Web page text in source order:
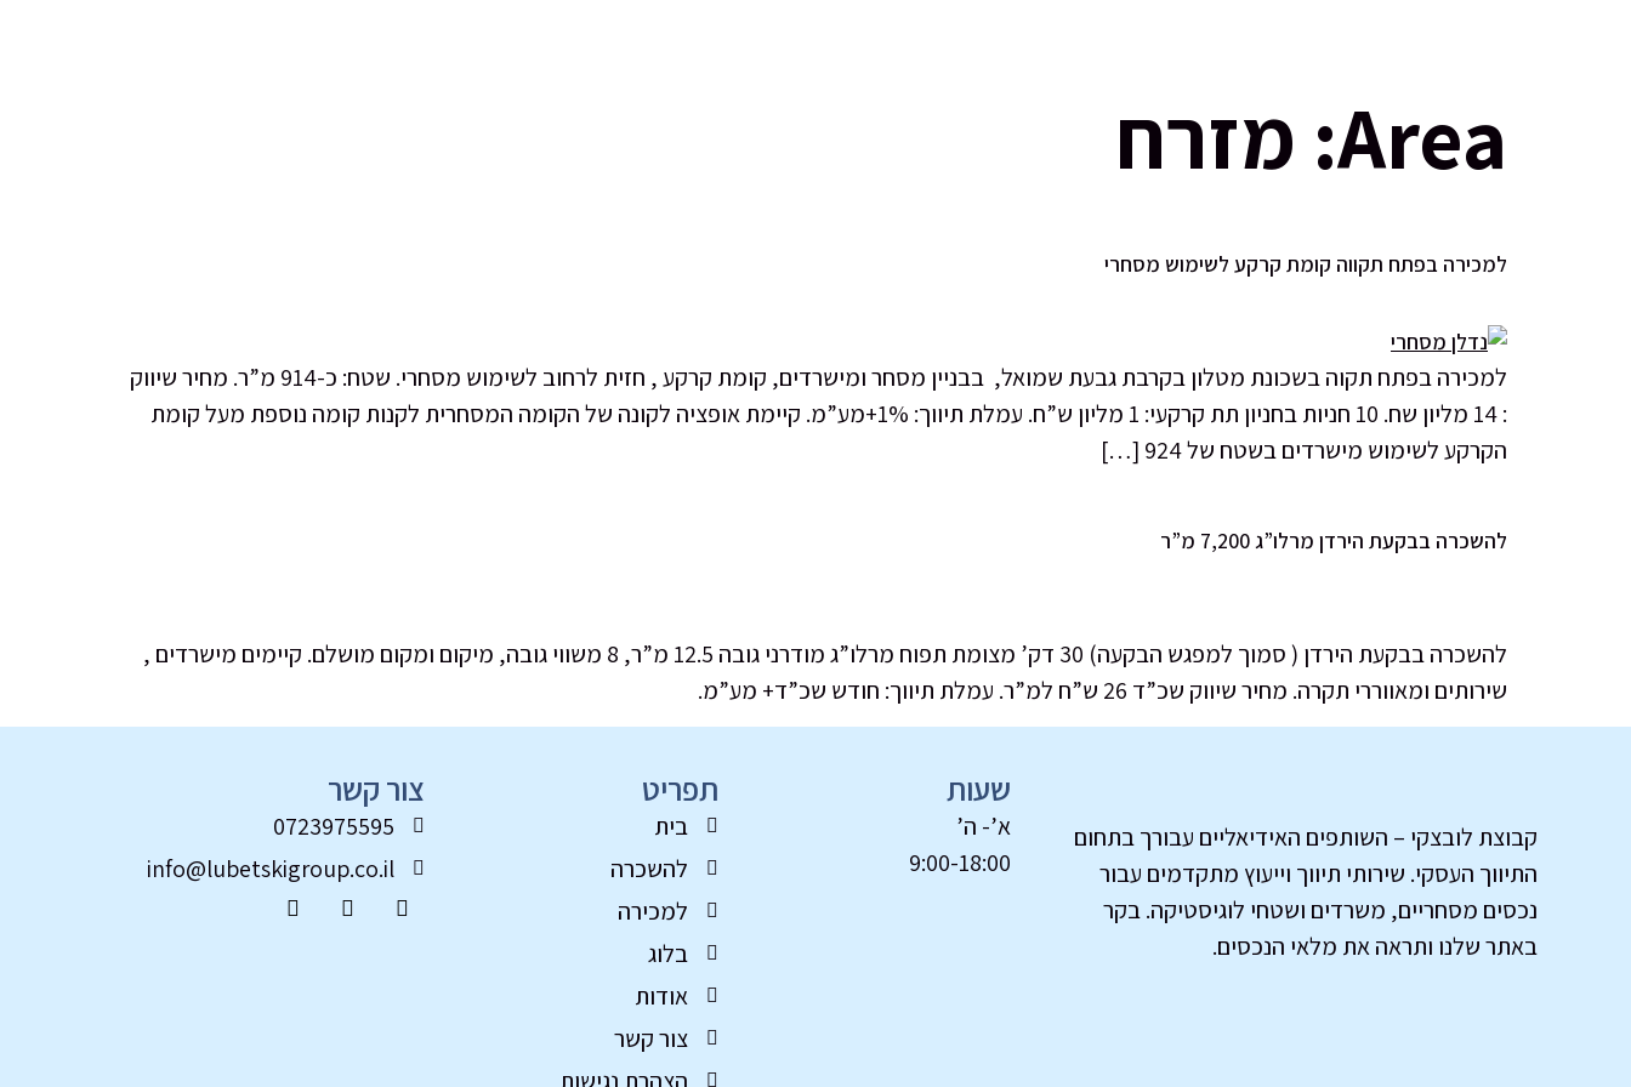
Area: מזרח
למכירה בפתח תקווה קומת קרקע לשימוש מסחרי
למכירה בפתח תקוה בשכונת מטלון בקרבת גבעת שמואל, בבניין מסחר ומישרדים, קומת קרקע , חזית לרחוב לשימוש מסחרי. שטח: כ-914 מ”ר. מחיר שיווק
: 14 מליון שח. 10 חניות בחניון תת קרקעי: 1 מליון ש”ח. עמלת תיווך: 1%+מע”מ. קיימת אופציה לקונה של הקומה המסחרית לקנות קומה נוספת מעל קומת
הקרקע לשימוש מישרדים בשטח של 924 […]
להשכרה בבקעת הירדן מרלו”ג 7,200 מ”ר
להשכרה בבקעת הירדן ( סמוך למפגש הבקעה) 30 דק’ מצומת תפוח מרלו”ג מודרני גובה 12.5 מ”ר, 8 משווי גובה, מיקום ומקום מושלם. קיימים מישרדים ,
שירותים ומאווררי תקרה. מחיר שיווק שכ”ד 26 ש”ח למ”ר. עמלת תיווך: חודש שכ”ד+ מע”מ.
קבוצת לובצקי – השותפים האידיאליים עבורך בתחום
התיווך העסקי. שירותי תיווך וייעוץ מתקדמים עבור
נכסים מסחריים, משרדים ושטחי לוגיסטיקה. בקר
באתר שלנו ותראה את מלאי הנכסים.
שעות
א’- ה’
9:00-18:00
תפריט
בית
להשכרה
למכירה
בלוג
אודות
צור קשר
צור קשר
0723975595
info@lubetskigroup.co.il